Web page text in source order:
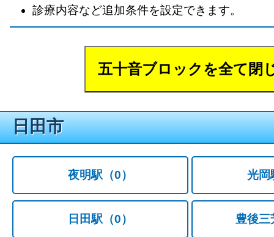
診療内容など追加条件を設定できます。
日田市
夜明駅 （0） 光岡
日田駅 （0） 豊後三